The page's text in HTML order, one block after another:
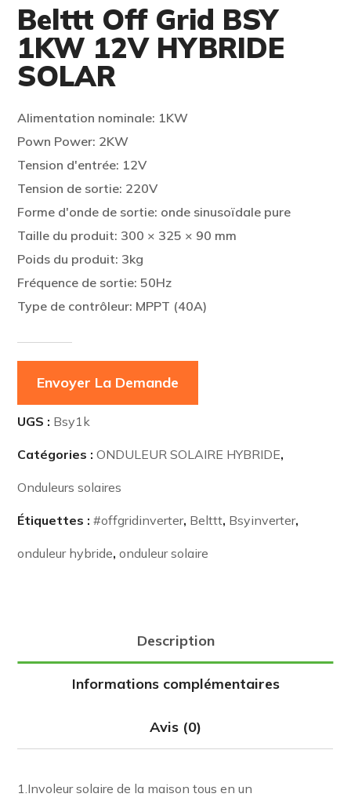
Belttt Off Grid BSY
1KW 12V HYBRIDE
SOLAR
Alimentation nominale: 1KW
Pown Power: 2KW
Tension d'entrée: 12V
Tension de sortie: 220V
Forme d'onde de sortie: onde sinusoïdale pure
Taille du produit: 300 × 325 × 90 mm
Poids du produit: 3kg
Fréquence de sortie: 50Hz
Type de contrôleur: MPPT (40A)
Envoyer La Demande
UGS : Bsy1k
Catégories :ONDULEUR SOLAIRE HYBRIDE,
Onduleurs solaires
Étiquettes :#offgridinverter, Belttt, Bsyinverter,
onduleur hybride,onduleur solaire
Description
Informations complémentaires
Avis (0)
1.Involeur solaire de la maison tous en un